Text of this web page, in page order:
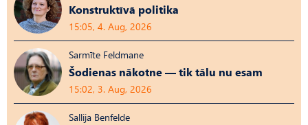
Konstruktīvā politika
15:05, 4. Aug, 2026
Sarmīte Feldmane
Šodienas nākotne — tik tālu nu esam
15:02, 3. Aug, 2026
Sallija Benfelde